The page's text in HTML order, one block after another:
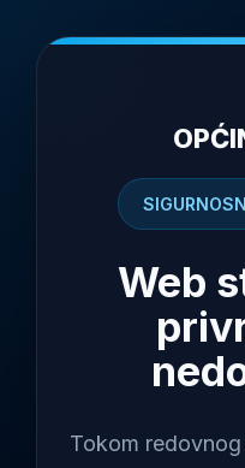
Web
Tokom